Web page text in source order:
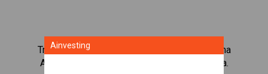
Trgujte s više od 1000 međunarodnih udjela na
Ainvesting platformi za trgovanje CFD-ovima.
Ainvesting